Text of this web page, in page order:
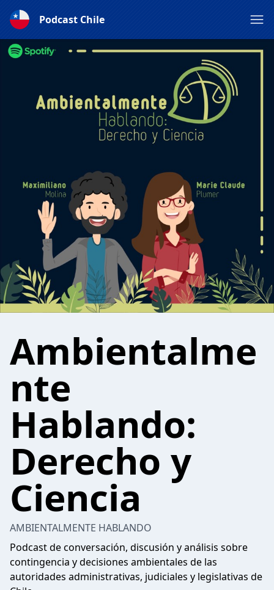
Podcast Chile
Ambientalme
nte
Hablando:
Derecho y
Ciencia
AMBIENTALMENTE HABLANDO
Podcast de conversación, discusión y análisis sobre
contingencia y decisiones ambientales de las
autoridades administrativas, judiciales y legislativas de